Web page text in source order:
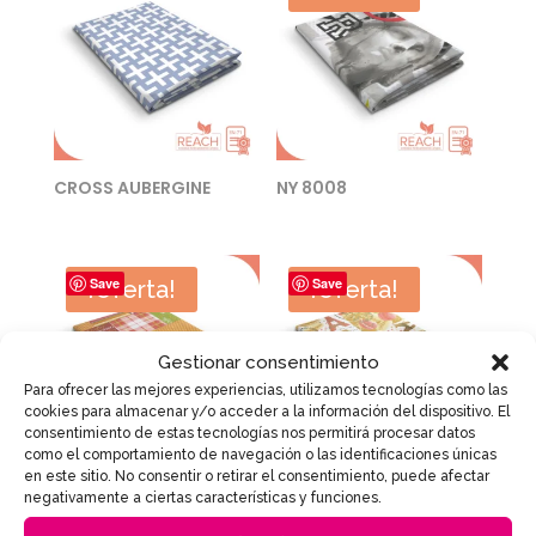
Gestionar consentimiento
Para ofrecer las mejores experiencias, utilizamos tecnologías como las
cookies para almacenar y/o acceder a la información del dispositivo. El
consentimiento de estas tecnologías nos permitirá procesar datos
como el comportamiento de navegación o las identificaciones únicas
en este sitio. No consentir o retirar el consentimiento, puede afectar
negativamente a ciertas características y funciones.
CROSS AUBERGINE NY 8008
Save
¡Oferta!
Kitchen 8023
Save
¡Oferta!
Paris 8079-2